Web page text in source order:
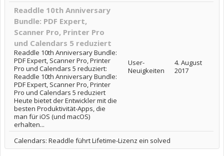
Readdle 10th Anniversary
Bundle: PDF Expert,
Scanner Pro, Printer Pro
und Calendars 5 reduziert
Readdle 10th Anniversary Bundle:
PDF Expert, Scanner Pro, Printer
Pro und Calendars 5 reduziert:
Readdle 10th Anniversary Bundle:
PDF Expert, Scanner Pro, Printer
Pro und Calendars 5 reduziert
Heute bietet der Entwickler mit die
besten Produktivität-Apps, die
man für iOS (und macOS)
erhalten...
User-
Neuigkeiten
4. August
2017
Calendars: Readdle führt Lifetime-Lizenz ein solved